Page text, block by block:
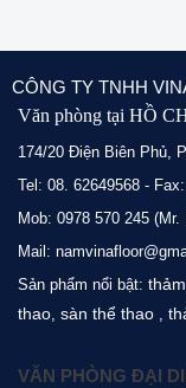
CÔNG TY TNHH
Văn phòng tại HỒ
174/20 Điện Biên Phủ,
Tel: 08. 62649568 -
Mob: 0978 570 245 (Mr.
Mail:
Sản phẩm nổi bật:
thao, sàn thể thao ,
VĂN PHÒNG ĐẠI